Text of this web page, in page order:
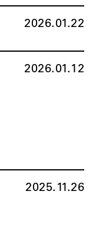
2026.01.22
2026.01.12
2025.11.26